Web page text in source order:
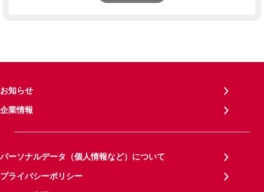
お知らせ
企業情報
パーソナルデータ（個人情報など）について
プライバシーポリシー